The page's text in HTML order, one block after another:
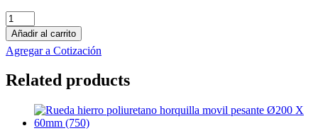
Rueda
aluminio
poliuretano
horquilla
Ø080
cantidad
Añadir al carrito
Agregar a Cotización
Related products